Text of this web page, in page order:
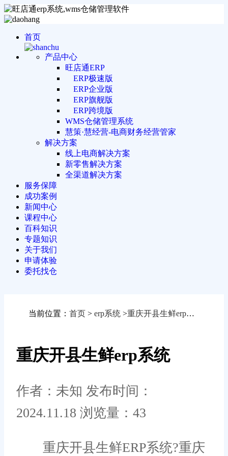
首页
产品中心
旺店通ERP
ERP极速版
ERP企业版
ERP旗舰版
ERP跨境版
WMS仓储管理系统
慧策·慧经营-电商财务经营管家
解决方案
线上电商解决方案
新零售解决方案
全渠道解决方案
服务保障
成功案例
新闻中心
课程中心
百科知识
专题知识
关于我们
申请体验
委托找仓
当前位置： 首页 > erp系统 >重庆开县生鲜erp系统
重庆开县生鲜erp系统
作者：未知 发布时间：
2024.11.18 浏览量：43
重庆开县生鲜ERP系统?重庆